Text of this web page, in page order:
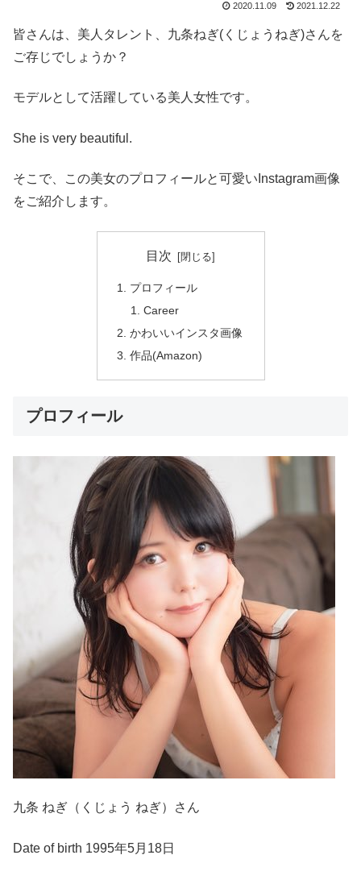
2020.11.09 2021.12.22
皆さんは、美人タレント、九条ねぎ(くじょうねぎ)さんを
ご存じでしょうか？
モデルとして活躍している美人女性です。
She is very beautiful.
そこで、この美女のプロフィールと可愛いInstagram画像
をご紹介します。
目次
プロフィール
Career
かわいいインスタ画像
作品(Amazon)
プロフィール
九条 ねぎ（くじょう ねぎ）さん
Date of birth 1995年5月18日